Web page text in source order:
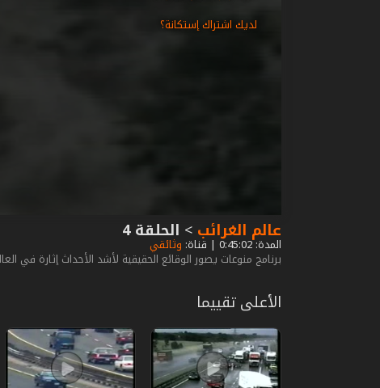
لديك اشتراك إستكانة؟
عالم الغرائب > الحلقة 4
المدة: 0:45:02 | قناة: وثائقي
برنامج منوعات يصور الوقائع الحقيقية لأشد الأحداث إثارة في
الأعلى تقييما